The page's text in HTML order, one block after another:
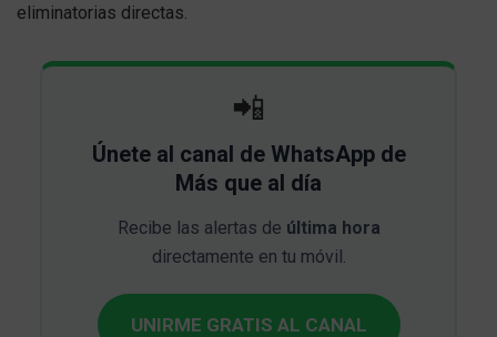
eliminatorias directas.
📲
Únete al canal de WhatsApp de
Más que al día
Recibe las alertas de última hora
directamente en tu móvil.
UNIRME GRATIS AL CANAL